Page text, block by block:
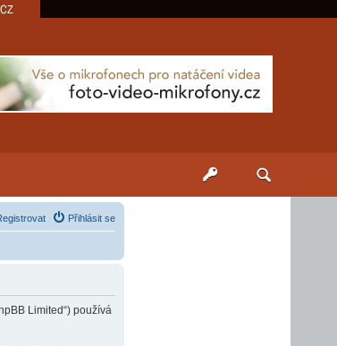
Přihlásit se
Limited“) používá